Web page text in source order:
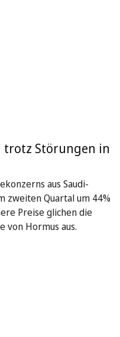
trotz Störungen in
aus Saudi-
zweiten Quartal um 44%
Preise glichen die
von Hormus aus.